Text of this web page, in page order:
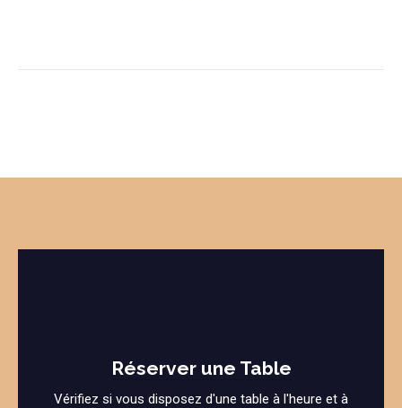
Réserver une Table
Vérifiez si vous disposez d'une table à l'heure et à